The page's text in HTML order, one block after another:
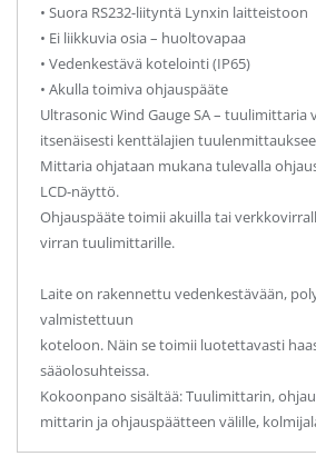
• Suora RS232-liityntä Lynxin laitteistoon
• Ei liikkuvia osia – huoltovapaa
• Vedenkestävä kotelointi (IP65)
• Akulla toimiva ohjauspääte
Ultrasonic Wind Gauge SA – tuulimittaria
itsenäisesti kenttälajien
Mittaria ohjataan mukana tulevalla
LCD-näyttö.
Ohjauspääte toimii akuilla tai
virran tuulimittarille.
Laite on rakennettu vedenkestävään,
valmistettuun
koteloon. Näin se toimii luotettavasti
sääolosuhteissa.
Kokoonpano sisältää: Tuulimittarin,
mittarin ja ohjauspäätteen välille,